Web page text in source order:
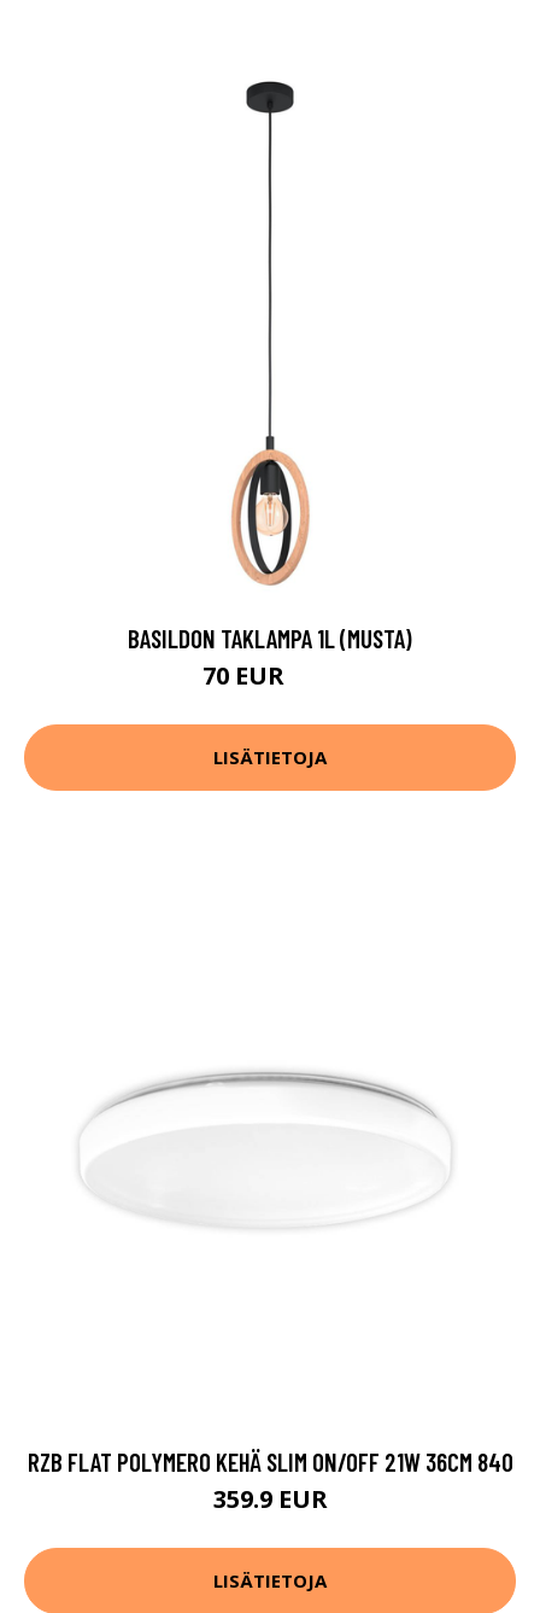
BASILDON TAKLAMPA 1L (MUSTA)
70 EUR
LISÄTIETOJA
RZB FLAT POLYMERO KEHÄ SLIM ON/OFF 21W 36CM 840
359.9 EUR
LISÄTIETOJA